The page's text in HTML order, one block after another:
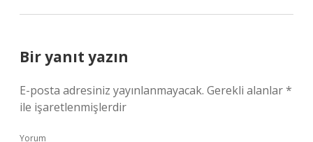
Bir yanıt yazın
E-posta adresiniz yayınlanmayacak. Gerekli alanlar*
ile işaretlenmişlerdir
Yorum